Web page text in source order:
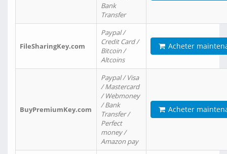
Bank
Transfer
FileSharingKey.com
Paypal /
Credit Card /
Bitcoin /
Altcoins
Acheter
BuyPremiumKey.com
Paypal / Visa
/ Mastercard
/ Webmoney
/ Bank
Transfer /
Perfect
money /
Amazon pay
Acheter